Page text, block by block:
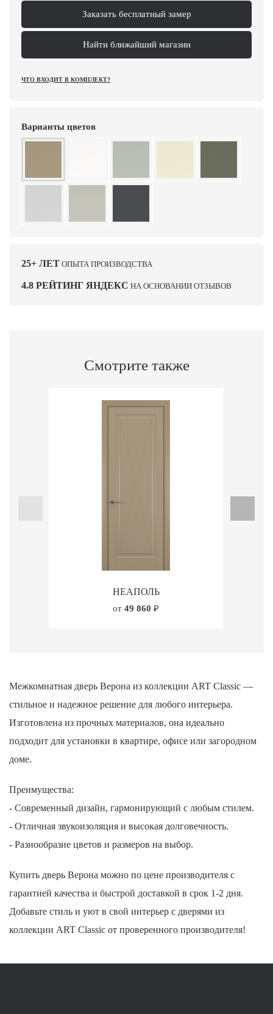
Заказать бесплатный замер
Найти ближайший магазин
ЧТО ВХОДИТ В КОМПЛЕКТ?
Варианты цветов
25+ ЛЕТ ОПЫТА ПРОИЗВОДСТВА
4.8 РЕЙТИНГ ЯНДЕКС НА ОСНОВАНИИ ОТЗЫВОВ
Смотрите также
НЕАПОЛЬ
от 49 860 ₽
Межкомнатная дверь Верона из коллекции ART Classic —
стильное и надежное решение для любого интерьера.
Изготовлена из прочных материалов, она идеально
подходит для установки в квартире, офисе или загородном
доме.
Преимущества:
- Современный дизайн, гармонирующий с любым стилем.
- Отличная звукоизоляция и высокая долговечность.
- Разнообразие цветов и размеров на выбор.
Купить дверь Верона можно по цене производителя с
гарантией качества и быстрой доставкой в срок 1-2 дня.
Добавьте стиль и уют в свой интерьер с дверями из
коллекции ART Classic от проверенного производителя!